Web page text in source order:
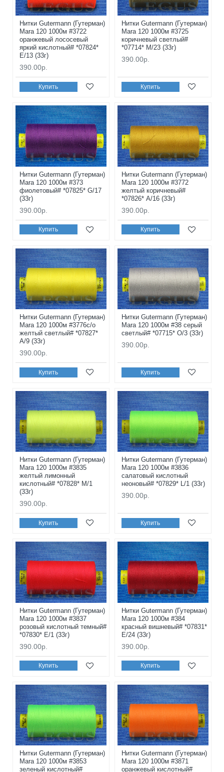
Нитки Gutermann (Гутерман)
Mara 120 1000м #3722
оранжевый лососевый
яркий кислотный# *07824*
E/13 (33г)
390.00р.
Купить
Нитки Gutermann (Гутерман)
Mara 120 1000м #3725
коричневый светлый#
*07714* M/23 (33г)
390.00р.
Купить
Нитки Gutermann (Гутерман)
Mara 120 1000м #373
фиолетовый# *07825* G/17
(33г)
390.00р.
Купить
Нитки Gutermann (Гутерман)
Mara 120 1000м #3772
желтый коричневый#
*07826* A/16 (33г)
390.00р.
Купить
Нитки Gutermann (Гутерман)
Mara 120 1000м #3776с/о
желтый светлый# *07827*
A/9 (33г)
390.00р.
Купить
Нитки Gutermann (Гутерман)
Mara 120 1000м #38 серый
светлый# *07715* O/3 (33г)
390.00р.
Купить
Нитки Gutermann (Гутерман)
Mara 120 1000м #3835
желтый лимонный
кислотный# *07828* M/1
(33г)
390.00р.
Купить
Нитки Gutermann (Гутерман)
Mara 120 1000м #3836
салатовый кислотный
неоновый# *07829* L/1 (33г)
390.00р.
Купить
Нитки Gutermann (Гутерман)
Mara 120 1000м #3837
розовый кислотный темный#
*07830* E/1 (33г)
390.00р.
Купить
Нитки Gutermann (Гутерман)
Mara 120 1000м #384
красный вишневый# *07831*
E/24 (33г)
390.00р.
Купить
Нитки Gutermann (Гутерман)
Mara 120 1000м #3853
зеленый кислотный#
Нитки Gutermann (Гутерман)
Mara 120 1000м #3871
оранжевый кислотный#